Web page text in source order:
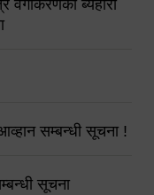
वर्गीकरणको ब्यहोरा
सम्बन्धी सूचना !
सूचना